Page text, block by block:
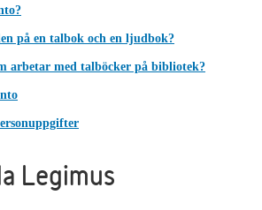
på en talbok och en ljudbok?
arbetar med talböcker på bibliotek?
Legimus